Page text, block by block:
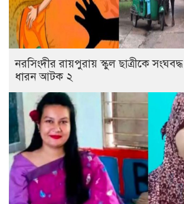
নরসিংদীর রায়পুরায় স্কুল ছাত্রীকে
ধারন আটক ২